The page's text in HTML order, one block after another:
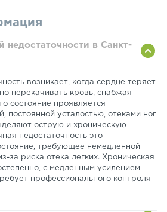
недостаточности в Санкт-
возникает, когда сердце теряет
перекачивать кровь, снабжая
состояние проявляется
постоянной усталостью, отеками ног
острую и хроническую
недостаточность это
требующее немедленной
за риска отека легких. Хроническая
с медленным усилением
профессионального контроля